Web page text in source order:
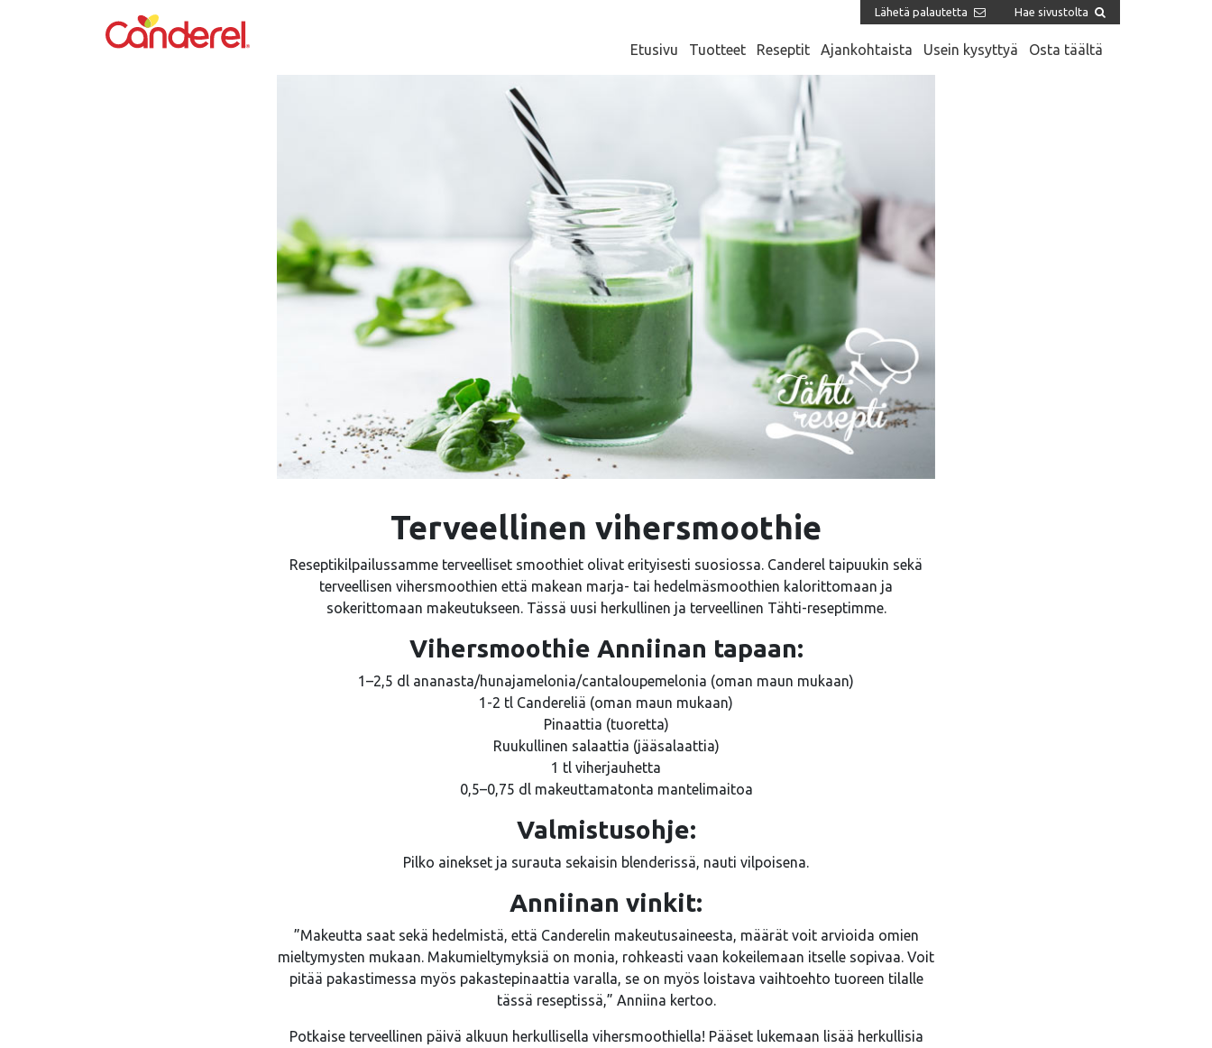
Etusivu Tuotteet Reseptit Ajankohtaista Usein kysyttyä Osta täältä
Lähetä palautetta Hae sivustolta
Terveellinen vihersmoothie
Reseptikilpailussamme terveelliset smoothiet olivat erityisesti suosiossa. Canderel taipuukin sekä
terveellisen vihersmoothien että makean marja- tai hedelmäsmoothien kalorittomaan ja
sokerittomaan makeutukseen. Tässä uusi herkullinen ja terveellinen Tähti-reseptimme.
Vihersmoothie Anniinan tapaan:
1–2,5 dl ananasta/hunajamelonia/cantaloupemelonia (oman maun mukaan)
1-2 tl Candereliä (oman maun mukaan)
Pinaattia (tuoretta)
Ruukullinen salaattia (jääsalaattia)
1 tl viherjauhetta
0,5–0,75 dl makeuttamatonta mantelimaitoa
Valmistusohje:
Pilko ainekset ja surauta sekaisin blenderissä, nauti vilpoisena.
Anniinan vinkit:
”Makeutta saat sekä hedelmistä, että Canderelin makeutusaineesta, määrät voit arvioida omien
mieltymysten mukaan. Makumieltymyksiä on monia, rohkeasti vaan kokeilemaan itselle sopivaa. Voit
pitää pakastimessa myös pakastepinaattia varalla, se on myös loistava vaihtoehto tuoreen tilalle
tässä reseptissä,” Anniina kertoo.
Potkaise terveellinen päivä alkuun herkullisella vihersmoothiella! Pääset lukemaan lisää herkullisia